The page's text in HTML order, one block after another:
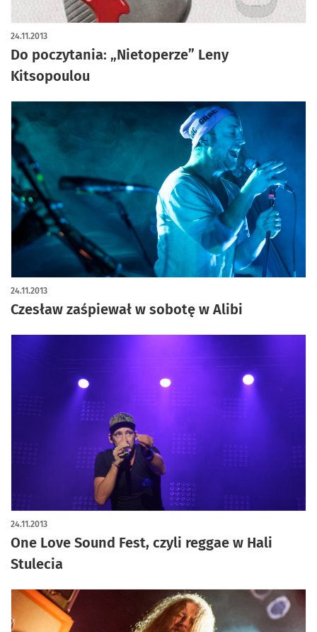
Do poczytania: „Nietoperze” Leny
Kitsopoulou
24.11.2013
Czesław zaśpiewał w sobotę w Alibi
24.11.2013
One Love Sound Fest, czyli reggae w Hali
Stulecia
24.11.2013